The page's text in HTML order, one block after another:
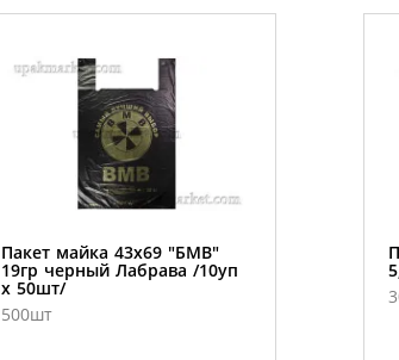
Пакет майка 43х69 "БМВ"
19гр черный Лабрава /10уп
х 50шт/
500шт